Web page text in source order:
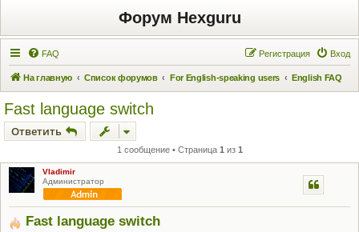
Форум Hexguru
FAQ Вход
Регистрация
На главную Список форумов For English-speaking users English FAQ
Fast language switch
Ответить
1 сообщение • Страница 1 из 1
Vladimir
Администратор
Fast language switch